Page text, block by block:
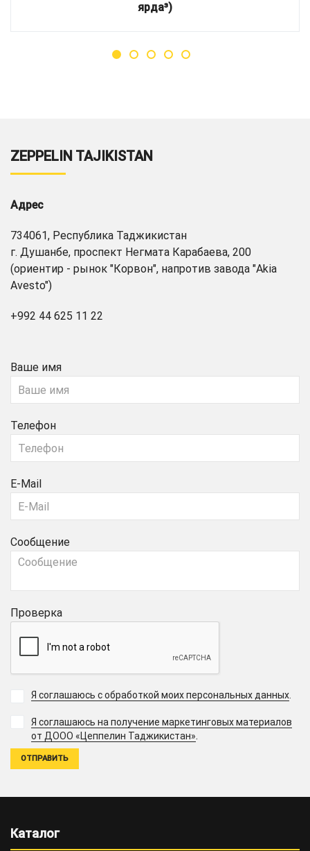
ярда³)
ZEPPELIN TAJIKISTAN
Адрес
734061, Республика Таджикистан
г. Душанбе, проспект Негмата Карабаева, 200
(ориентир - рынок "Корвон", напротив завода "Akia
Avesto")
+992 44 625 11 22
Ваше имя
Телефон
E-Mail
Сообщение
Проверка
Я соглашаюсь с обработкой моих персональных данных.
Я соглашаюсь на получение маркетинговых материалов
от ДООО «Цеппелин Таджикистан».
Каталог